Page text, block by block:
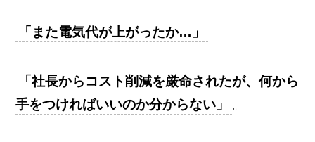
「また電気代が上がったか…」
「社長からコスト削減を厳命されたが、何から
手をつければいいのか分からない」
。